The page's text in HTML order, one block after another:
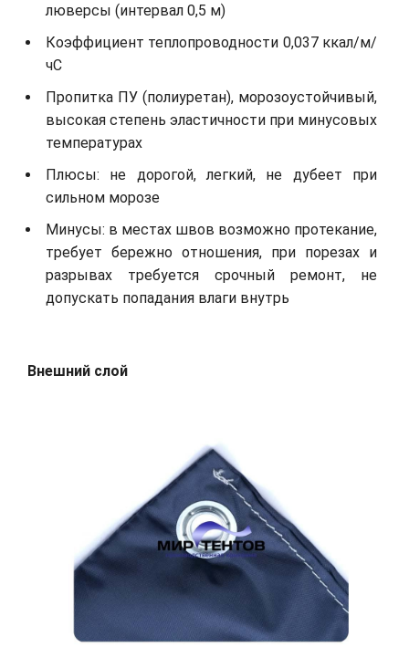
люверсы (интервал 0,5 м)
Коэффициент теплопроводности 0,037 ккал/м/
чС
Пропитка ПУ (полиуретан), морозоустойчивый,
высокая степень эластичности при минусовых
температурах
Плюсы: не дорогой, легкий, не дубеет при
сильном морозе
Минусы: в местах швов возможно протекание,
требует бережно отношения, при порезах и
разрывах требуется срочный ремонт, не
допускать попадания влаги внутрь
Внешний слой